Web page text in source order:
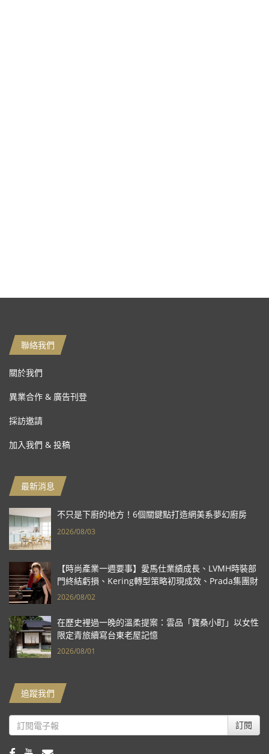
聯絡我們
關於我們
異業合作 & 廣告刊登
採訪邀請
加入我們 & 投稿
最新消息
不只是下廚的地方！6個關鍵點打造網美系夢幻廚房
2026/08/03
【時尚產業一週要事】愛馬仕業績成長、LVMH時裝部
門終結虧損、Kering轉型策略初現成效、Prada集團財
報亮眼
2026/08/02
在歷史裡過一晚的溫柔提案：雲品「寶桑小町」以女性
限定青旅續寫台東老屋記憶
2026/08/01
追蹤我們
訂閱